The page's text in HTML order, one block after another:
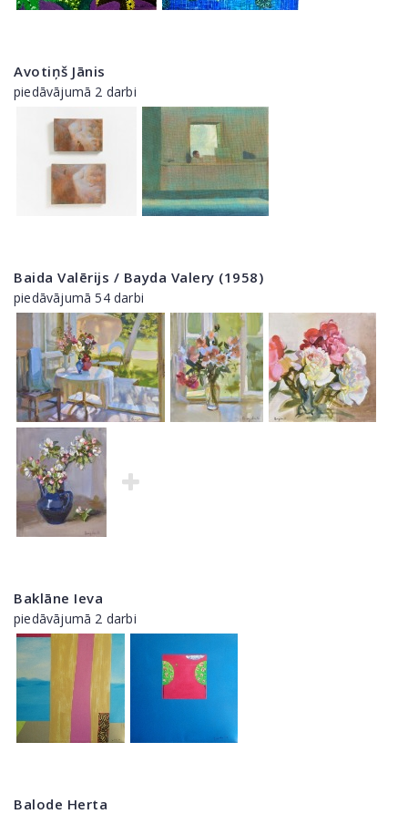
Avotiņš Jānis
piedāvājumā 2 darbi
Baida Valērijs / Bayda Valery (1958)
piedāvājumā 54 darbi
Baklāne Ieva
piedāvājumā 2 darbi
Balode Herta